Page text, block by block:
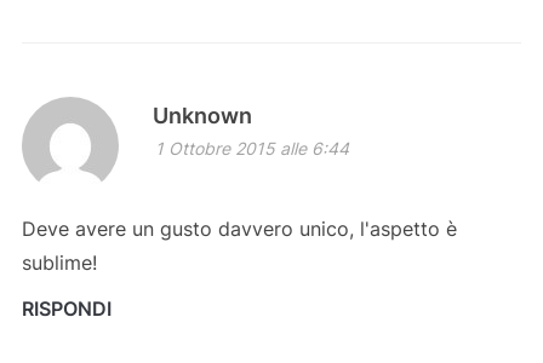
Unknown
1 Ottobre 2015 alle 6:44
Deve avere un gusto davvero unico, l'aspetto è
sublime!
RISPONDI